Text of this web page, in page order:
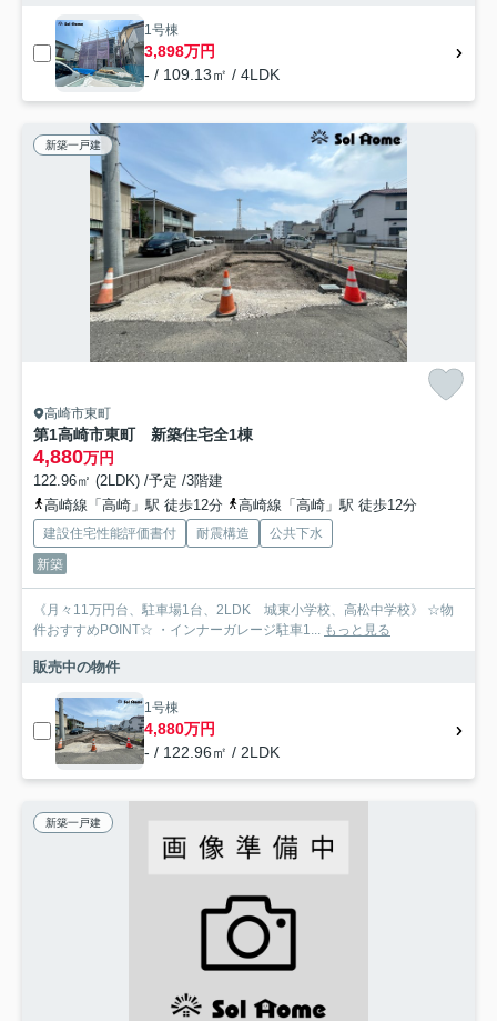
1号棟
3,898万円
- / 109.13㎡ / 4LDK
新築一戸建
高崎市東町
第1高崎市東町 新築住宅全1棟
4,880万円
122.96㎡ (2LDK) /予定 /3階建
高崎線「高崎」駅 徒歩12分
高崎線「高崎」駅 徒歩12分
建設住宅性能評価書付 耐震構造
公共下水
新築
《月々11万円台、駐車場1台、2LDK 城東小学校、高松中学校》 ☆物
件おすすめPOINT☆ ・インナーガレージ駐車1... もっと見る
販売中の物件
1号棟
4,880万円
- / 122.96㎡ / 2LDK
新築一戸建